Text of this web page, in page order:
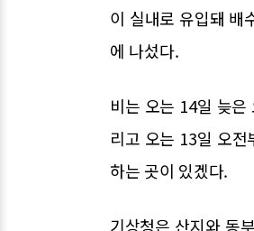
이 실내로 유입돼 배
에 나섰다.
비는 오는 14일 늦
리고 오는 13일 오
하는 곳이 있겠다.
기상청은 산지와 동